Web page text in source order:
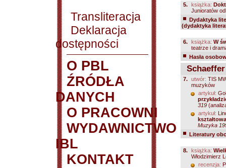
Transliteracja
Deklaracja
dostępności
O PBL
ŹRÓDŁA
DANYCH
O PRACOWNI
WYDAWNICTWO
IBL
KONTAKT
5. książka:
Junioratów
Dydaktyka
(dydaktyka
6. książka: W
teatrze i
Hasła
7. utwór: TIS
muzyków
artykuł:
319
artykuł:
Muzyka
Literatury
8. książka:
Włodzimierz
recenzja: